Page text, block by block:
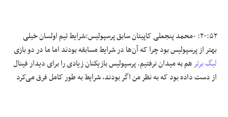
۲۰:۵۲: -محمد پنجعلی کاپیتان سابق پرسپولیس:شرایط تیم اولسان خیلی
بهتر از پرسپولیس بود چرا که آن‌ها در شرایط مسابقه بودند اما ما در دو بازی
لیگ برترهم به میدان نرفتیم. پرسپولیس بازیکنان زیادی را برای دیدار فینال
از دست داده بود که به نظر من اگر بودند، شرایط به طور کامل فرق می‌کرد